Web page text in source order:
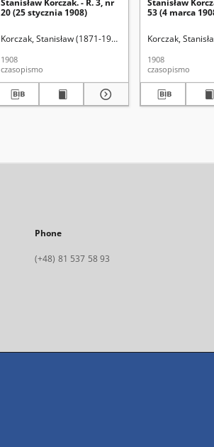
Stanisław Korczak. - R. 3, nr
20 (25 stycznia 1908)
Korczak, Stanisław (1871-1945). Red.
1908
czasopismo
Stanisław
53 (4 marca
Korczak,
1908
czasopismo
Phone
(+48) 81 537 58 93